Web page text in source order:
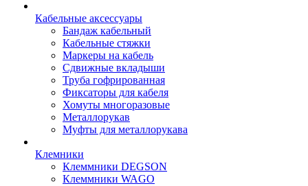
Кабельные аксессуары
Бандаж кабельный
Кабельные стяжки
Маркеры на кабель
Сдвижные вкладыши
Труба гофрированная
Фиксаторы для кабеля
Хомуты многоразовые
Металлорукав
Муфты для металлорукава
Клемники
Клеммники DEGSON
Клеммники WAGO